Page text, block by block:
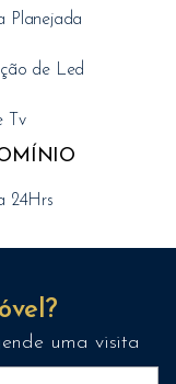
Planejada
de Led
Tv
24Hrs
uma visita